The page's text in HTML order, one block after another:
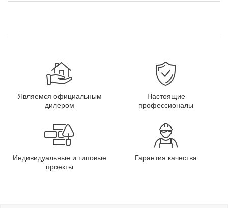
Являемся официальным
дилером
Настоящие
профессионалы
Индивидуальные и типовые
проекты
Гарантия качества